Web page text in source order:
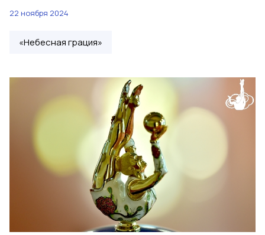
22 ноября 2024
«Небесная грация»